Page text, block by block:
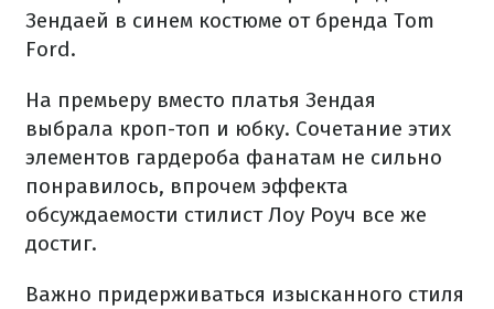
Зендаей в синем костюме от бренда Tom
Ford.
На премьеру вместо платья Зендая
выбрала кроп-топ и юбку. Сочетание этих
элементов гардероба фанатам не сильно
понравилось, впрочем эффекта
обсуждаемости стилист Лоу Роуч все же
достиг.
Важно придерживаться изысканного стиля